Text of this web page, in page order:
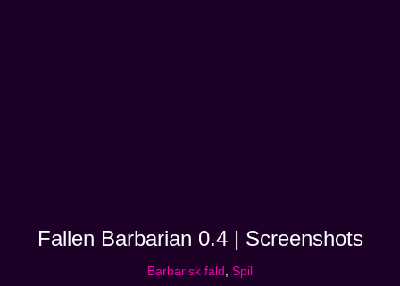
Fallen Barbarian 0.4 | Screenshots
Barbarisk fald Spil